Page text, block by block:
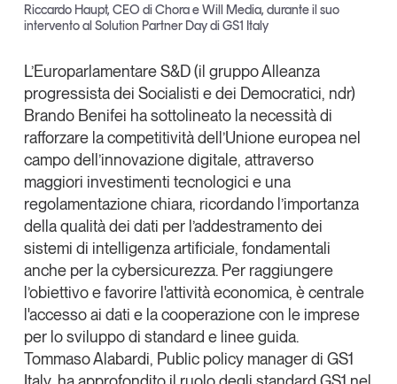
Riccardo Haupt, CEO di Chora e Will Media, durante il suo
intervento al Solution Partner Day di GS1 Italy
L’Europarlamentare S&D (il gruppo Alleanza
progressista dei Socialisti e dei Democratici, ndr)
Brando Benifei ha sottolineato la necessità di
rafforzare la competitività dell’Unione europea nel
campo dell’innovazione digitale, attraverso
maggiori investimenti tecnologici e una
regolamentazione chiara, ricordando l’importanza
della qualità dei dati per l’addestramento dei
sistemi di intelligenza artificiale, fondamentali
anche per la cybersicurezza. Per raggiungere
l’obiettivo e favorire l'attività economica, è centrale
l'accesso ai dati e la cooperazione con le imprese
per lo sviluppo di standard e linee guida.
Tommaso Alabardi, Public policy manager di GS1